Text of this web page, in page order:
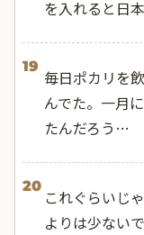
を入れると日
19
毎日ポカリを
んでた。一月
たんだろう…
20
これぐらいじ
よりは少ない